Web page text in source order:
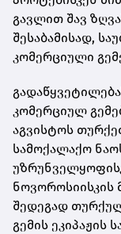
გავლით შავ
შესაბამისად,
კომერციული
კომერციულ
აგვისტოს
სამოქალაქო
შედეგად
გემის ეკიპაჟის